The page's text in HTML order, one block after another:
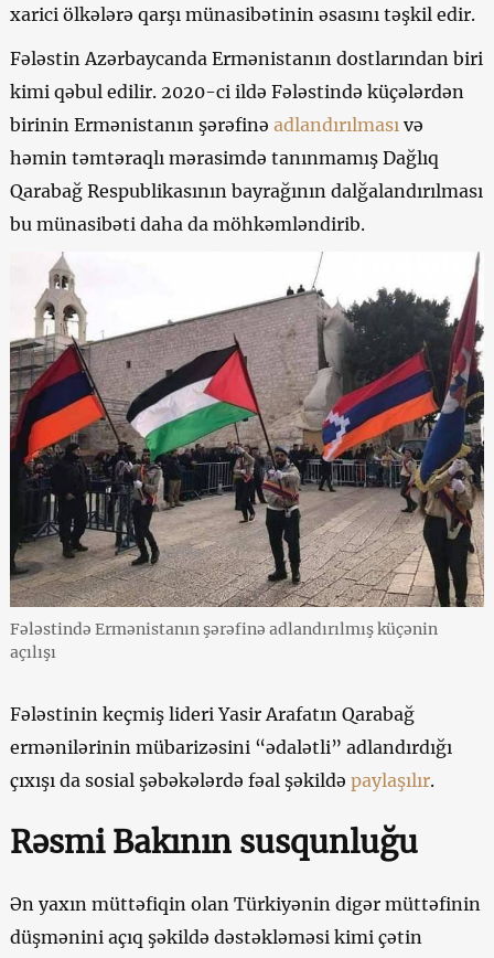
xarici ölkələrə qarşı münasibətinin əsasını təşkil edir.
Fələstin Azərbaycanda Ermənistanın dostlarından biri
kimi qəbul edilir. 2020-ci ildə Fələstində küçələrdən
birinin Ermənistanın şərəfinə adlandırılması və
həmin təmtəraqlı mərasimdə tanınmamış Dağlıq
Qarabağ Respublikasının bayrağının dalğalandırılması
bu münasibəti daha da möhkəmləndirib.
Fələstində Ermənistanın şərəfinə adlandırılmış küçənin
açılışı
Fələstinin keçmiş lideri Yasir Arafatın Qarabağ
ermənilərinin mübarizəsini “ədalətli” adlandırdığı
çıxışı da sosial şəbəkələrdə fəal şəkildə paylaşılır.
Rəsmi Bakının susqunluğu
Ən yaxın müttəfiqin olan Türkiyənin digər müttəfinin
düşmənini açıq şəkildə dəstəkləməsi kimi çətin